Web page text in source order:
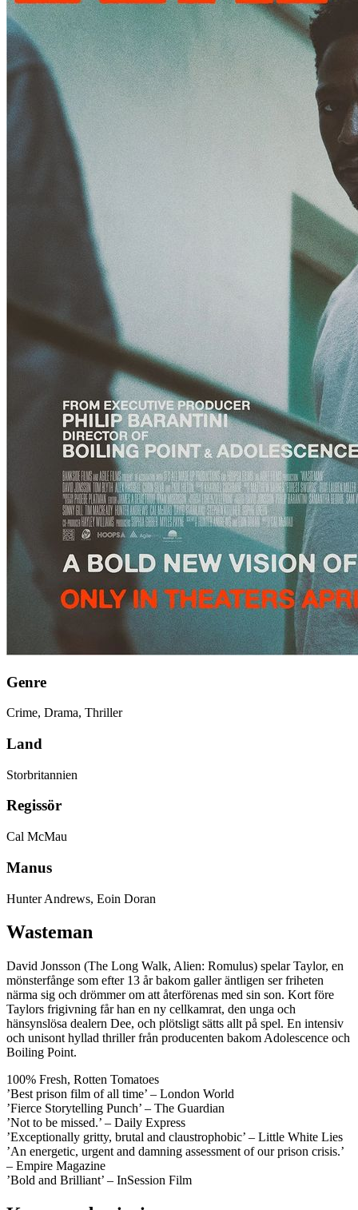
Genre
Crime, Drama, Thriller
Land
Storbritannien
Regissör
Cal McMau
Manus
Hunter Andrews, Eoin Doran
Wasteman
David Jonsson (The Long Walk, Alien: Romulus) spelar Taylor, en
mönsterfånge som efter 13 år bakom galler äntligen ser friheten
närma sig och drömmer om att återförenas med sin son. Kort före
Taylors frigivning får han en ny cellkamrat, den unga och
hänsynslösa dealern Dee, och plötsligt sätts allt på spel. En intensiv
och unisont hyllad thriller från producenten bakom Adolescence och
Boiling Point.
100% Fresh, Rotten Tomatoes
’Best prison film of all time’ – London World
’Fierce Storytelling Punch’ – The Guardian
’Not to be missed.’ – Daily Express
’Exceptionally gritty, brutal and claustrophobic’ – Little White Lies
’An energetic, urgent and damning assessment of our prison crisis.’
– Empire Magazine
’Bold and Brilliant’ – InSession Film